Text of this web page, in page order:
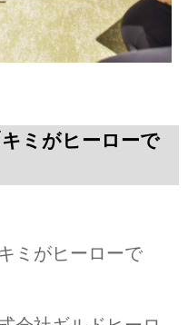
キミがヒーローで
ミがヒーローで